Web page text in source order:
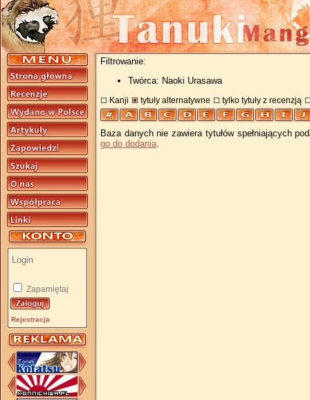
Zapamiętaj
Rejestracja
Filtrowanie:
Twórca: Naoki Urasawa
Kanji tytuły alternatywne tylko tytuły z recenzją
Baza danych nie zawiera tytułów spełniających
go do dodania.